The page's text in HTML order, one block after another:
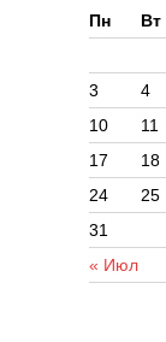
Пн
Вт
« Июл
3
4
10
11
17
18
24
25
31